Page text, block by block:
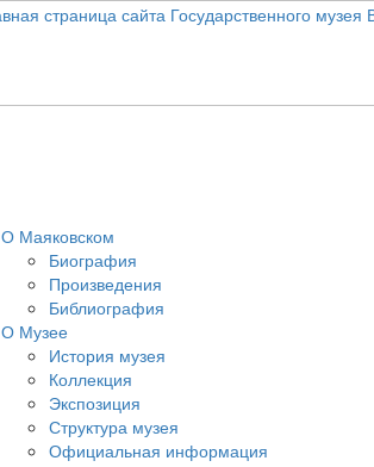
О Маяковском
Биография
Произведения
Библиография
О Музее
История музея
Коллекция
Экспозиция
Структура музея
Официальная информация